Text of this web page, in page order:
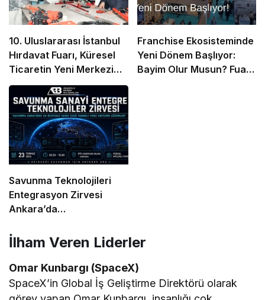
10. Uluslararası İstanbul
Hırdavat Fuarı, Küresel
Ticaretin Yeni Merkezi
Olmaya Hazırlanıyor
Franchise Ekosisteminde
Yeni Dönem Başlıyor:
Bayim Olur Musun? Fuarı
Savunma Teknolojileri
Entegrasyon Zirvesi
Ankara’da
İlham Veren Liderler
Omar Kunbargı (SpaceX)
SpaceX’in Global İş Geliştirme Direktörü olarak